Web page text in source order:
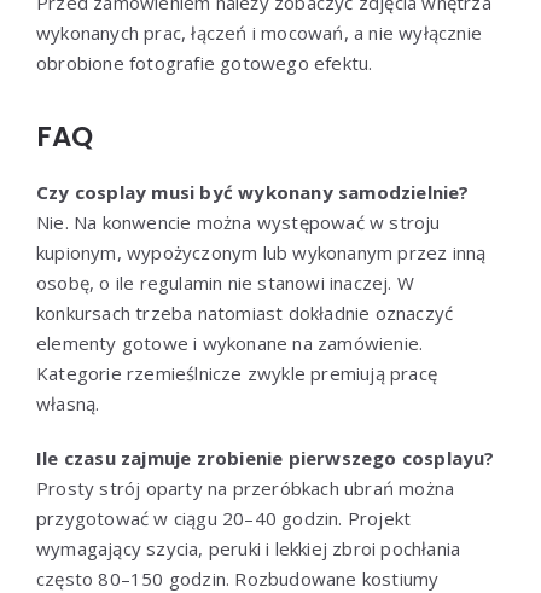
wykonanych prac, łączeń i mocowań, a nie wyłącznie
obrobione fotografie gotowego efektu.
FAQ
Czy cosplay musi być wykonany samodzielnie?
Nie. Na konwencie można występować w stroju
kupionym, wypożyczonym lub wykonanym przez inną
osobę, o ile regulamin nie stanowi inaczej. W
konkursach trzeba natomiast dokładnie oznaczyć
elementy gotowe i wykonane na zamówienie.
Kategorie rzemieślnicze zwykle premiują pracę
własną.
Ile czasu zajmuje zrobienie pierwszego cosplayu?
Prosty strój oparty na przeróbkach ubrań można
przygotować w ciągu 20–40 godzin. Projekt
wymagający szycia, peruki i lekkiej zbroi pochłania
często 80–150 godzin. Rozbudowane kostiumy